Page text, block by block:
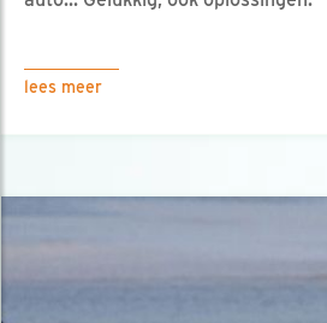
lees meer